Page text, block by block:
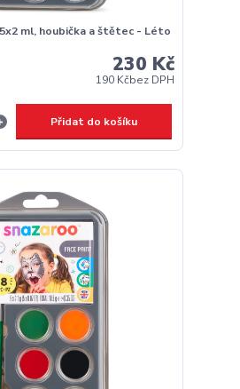
ml, houbička a štětec - Léto
230 Kč
190 Kčbez DPH
Přidat do košíku